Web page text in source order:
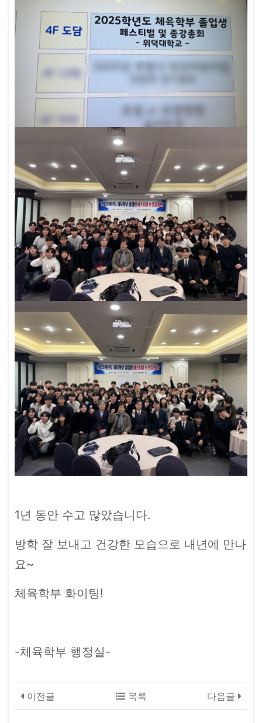
1년 동안 수고 많았습니다.
방학 잘 보내고 건강한 모습으로 내년에 만나
요~
체육학부 화이팅!
-체육학부 행정실-
이전글 다음글
목록